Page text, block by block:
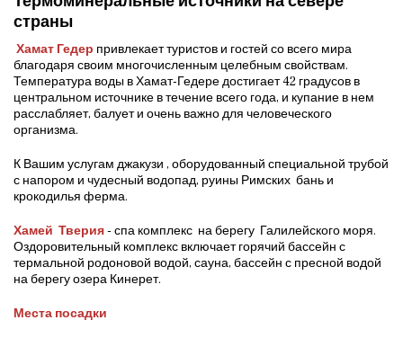
страны
Хамат Гедер привлекает туристов и гостей со всего мира
благодаря своим многочисленным целебным свойствам.
Температура воды в Хамат-Гедере достигает 42 градусов в
центральном источнике в течение всего года, и купание в нем
расслабляет, балует и очень важно для человеческого
организма.
К Вашим услугам джакузи , оборудованный специальной трубой
с напором и чудесный водопад, руины Римских бань и
крокодилья ферма.
Хамей Тверия- спа комплекс на берегу Галилейского моря.
Оздоровительный комплекс включает горячий бассейн с
термальной родоновой водой, сауна, бассейн с пресной водой
на берегу озера Кинерет.
Места посадки